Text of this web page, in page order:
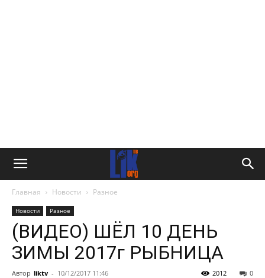
Главная Новости Разное
Новости Разное
(ВИДЕО) ШЁЛ 10 ДЕНЬ
ЗИМЫ 2017г РЫБНИЦА
Автор liktv - 10/12/2017 11:46 0
2012